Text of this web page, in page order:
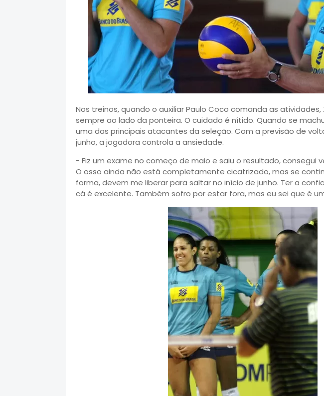
Nos treinos, quando o auxiliar Paulo Coco comanda as
sempre ao lado da ponteira. O cuidado é nítido. Quando se
uma das principais atacantes da seleção. Com a previsão de
junho, a jogadora controla a ansiedade.
- Fiz um exame no começo de maio e saiu o resultado, consegui
O osso ainda não está completamente cicatrizado, mas se
forma, devem me liberar para saltar no início de junho. Ter a
cá é excelente. Também sofro por estar fora, mas eu sei que é